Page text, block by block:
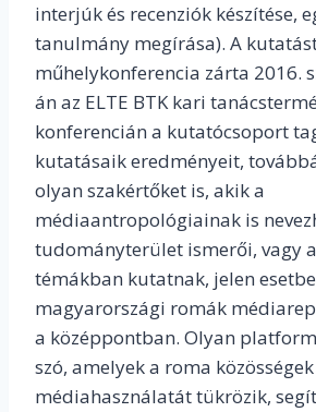
interjúk és recenziók készítése,
tanulmány megírása). A
műhelykonferencia zárta 2016.
án az ELTE BTK kari
konferencián a kutatócsoport
kutatásaik eredményeit,
olyan szakértőket is, akik a
médiaantropológiainak is
tudományterület ismerői, vagy
témákban kutatnak, jelen
magyarországi romák
a középpontban. Olyan
szó, amelyek a roma közösségek
médiahasználatát tükrözik,